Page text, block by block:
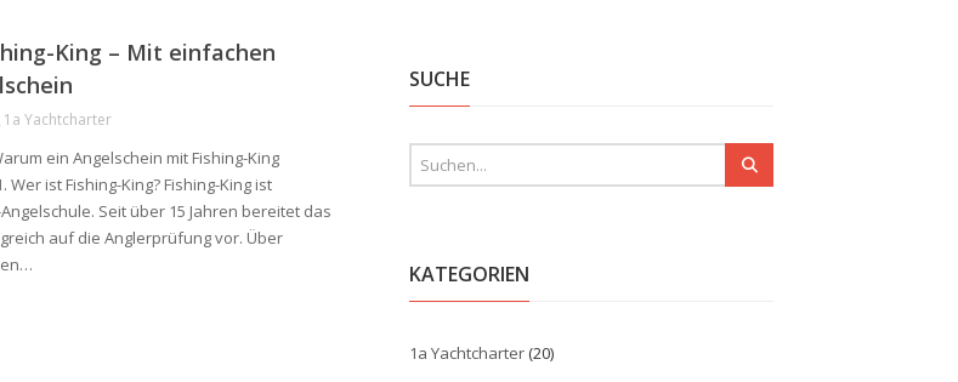
King – Mit einfachen
1a Yachtcharter
ein Angelschein mit Fishing-King
ist Fishing-King? Fishing-King ist
Seit über 15 Jahren bereitet das
auf die Anglerprüfung vor. Über
SUCHE
KATEGORIEN
1a Yachtcharter(20)